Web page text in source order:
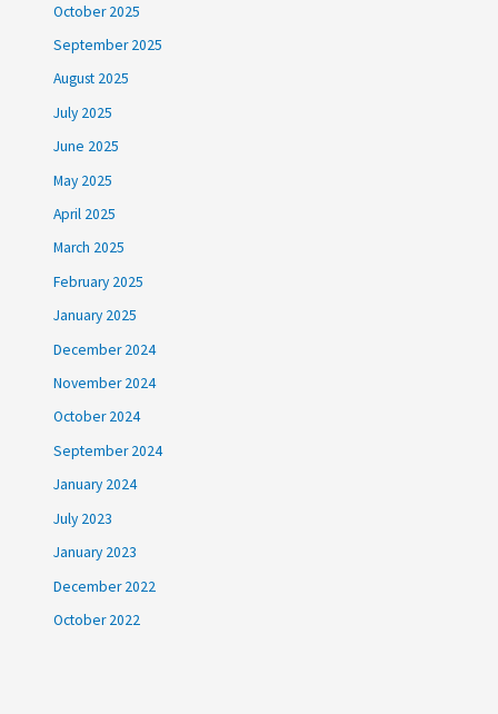
October 2025
September 2025
August 2025
July 2025
June 2025
May 2025
April 2025
March 2025
February 2025
January 2025
December 2024
November 2024
October 2024
September 2024
January 2024
July 2023
January 2023
December 2022
October 2022